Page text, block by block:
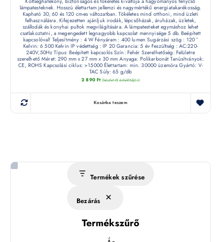
lámpatesteknek. Hosszú élettartam jellemzi és nagymértékű energiatakarékosság.
Kapható 30, 60 és 120 cm-es változatban. Tökéletes mind otthoni, mind üzleti
felhasználásra. Kifejezetten ajánljuk irodák, lépcsőházak, áruházak, üzletek,
szállodák és konyhai pultok megvilágítására. A lámpatesteket egymáshoz lehet
csatlakoztatni, a megengedett legnagyobb kapcsolat mennyisége 5 db. Beépített
kapcsolóval! Teljesítmény : 4 W Fényáram : 400 lumen Sugárzási szög : 120 °
Kelvin: 6 500 Kelvin IP védettség : IP 20 Garancia: 5 év Feszültség : AC:220-
240V,50Hz Típus: Beépített kapcsolós Szín: Fehér Szerelhetőség: Felületre
szerelhető Méret: 290 mm x 27 mm x 30 mm Anyaga: Polikarbonát Tanúsítványok:
CE, ROHS Kapcsolási ciklus: >15000 Élettartam: min. 30000 üzemóra Gyártó: V-
TAC Súly: 65 g/db
2 890 Ft (készletről érdeklődjön)
Kosárba teszem
Termékek szűrése
Bezárás
Termékszűrő